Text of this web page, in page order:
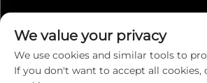
We value your privacy
We use cookies and similar tools to
If you don't want to accept all cookies,